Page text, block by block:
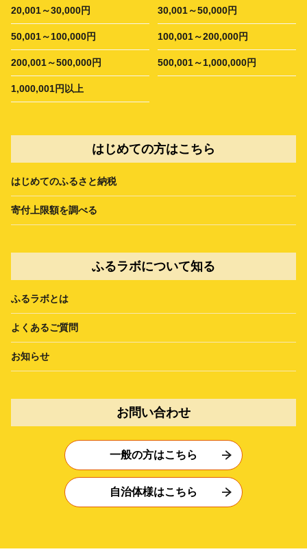
20,001～30,000円 30,001～50,000円
50,001～100,000円 100,001～200,000円
200,001～500,000円 500,001～1,000,000円
1,000,001円以上
はじめての方はこちら
はじめてのふるさと納税
寄付上限額を調べる
ふるラボについて知る
ふるラボとは
よくあるご質問
お知らせ
お問い合わせ
一般の方はこちら
自治体様はこちら